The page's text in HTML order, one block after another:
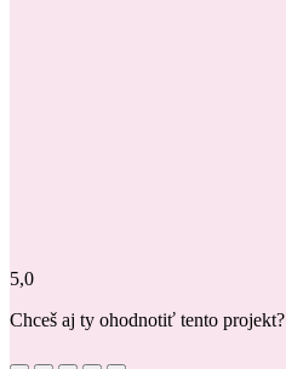
5,0
Chceš aj ty ohodnotiť tento projekt?